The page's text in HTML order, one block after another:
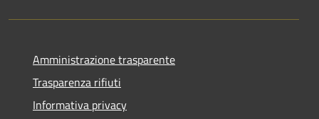
Amministrazione trasparente
Trasparenza rifiuti
Informativa privacy